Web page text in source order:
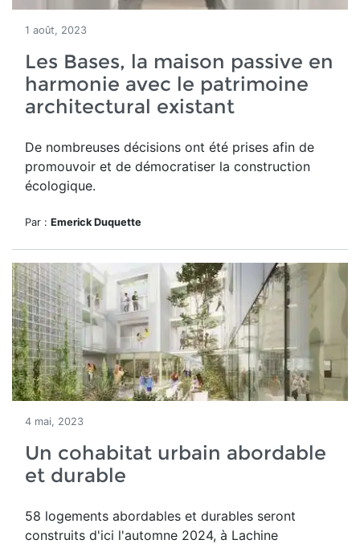
1 août, 2023
Les Bases, la maison passive en
harmonie avec le patrimoine
architectural existant
De nombreuses décisions ont été prises afin de
promouvoir et de démocratiser la construction
écologique.
Par : Emerick Duquette
4 mai, 2023
Un cohabitat urbain abordable
et durable
58 logements abordables et durables seront
construits d'ici l'automne 2024, à Lachine